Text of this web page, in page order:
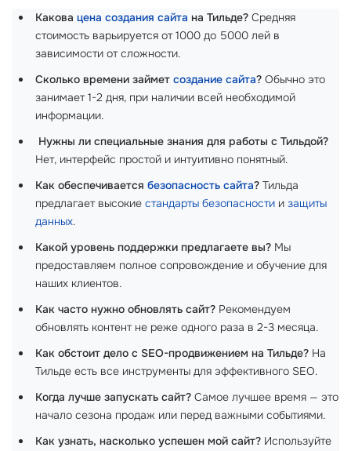
Какова цена создания сайта на Тильде? Средняя
стоимость варьируется от 1000 до 5000 лей в
зависимости от сложности.
Сколько времени займет создание сайта? Обычно это
занимает 1-2 дня, при наличии всей необходимой
информации.
Нужны ли специальные знания для работы с Тильдой?
Нет, интерфейс простой и интуитивно понятный.
Как обеспечивается безопасность сайта? Тильда
предлагает высокие стандарты безопасности и защиты
данных.
Какой уровень поддержки предлагаете вы? Мы
предоставляем полное сопровождение и обучение для
наших клиентов.
Как часто нужно обновлять сайт? Рекомендуем
обновлять контент не реже одного раза в 2-3 месяца.
Как обстоит дело с SEO-продвижением на Тильде? На
Тильде есть все инструменты для эффективного SEO.
Когда лучше запускать сайт? Самое лучшее время — это
начало сезона продаж или перед важными событиями.
Как узнать, насколько успешен мой сайт? Используйте